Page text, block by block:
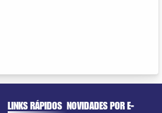
LINKS RÁPIDOS NOVIDADES POR E-